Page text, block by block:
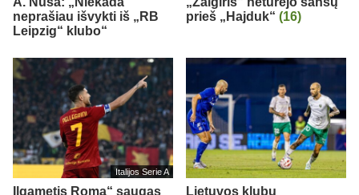
neprašiau išvykti iš „RB
Leipzig“ klubo“
prieš „Hajduk“ (16)
Italijos Serie A
Ilgametis Roma“ saugas
Lietuvos klubų